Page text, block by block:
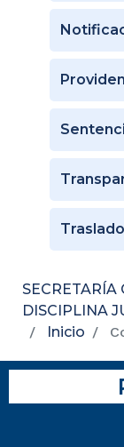
SECRETARÍA
DISCIPLINA
Inicio